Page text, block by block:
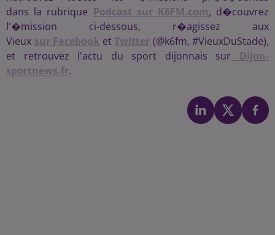
dans la rubrique Podcast sur K6FM.com, d�couvrez
l'�mission ci-dessous, r�agissez aux
Vieux sur Facebook et Twitter (@k6fm, #VieuxDuStade),
et retrouvez l'actu du sport dijonnais sur Dijon-
sportnews.fr.